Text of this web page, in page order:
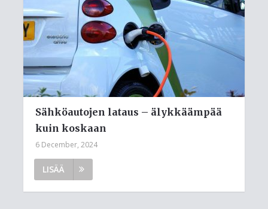
Sähköautojen lataus – älykkäämpää
kuin koskaan
6 December, 2024
LISÄÄ